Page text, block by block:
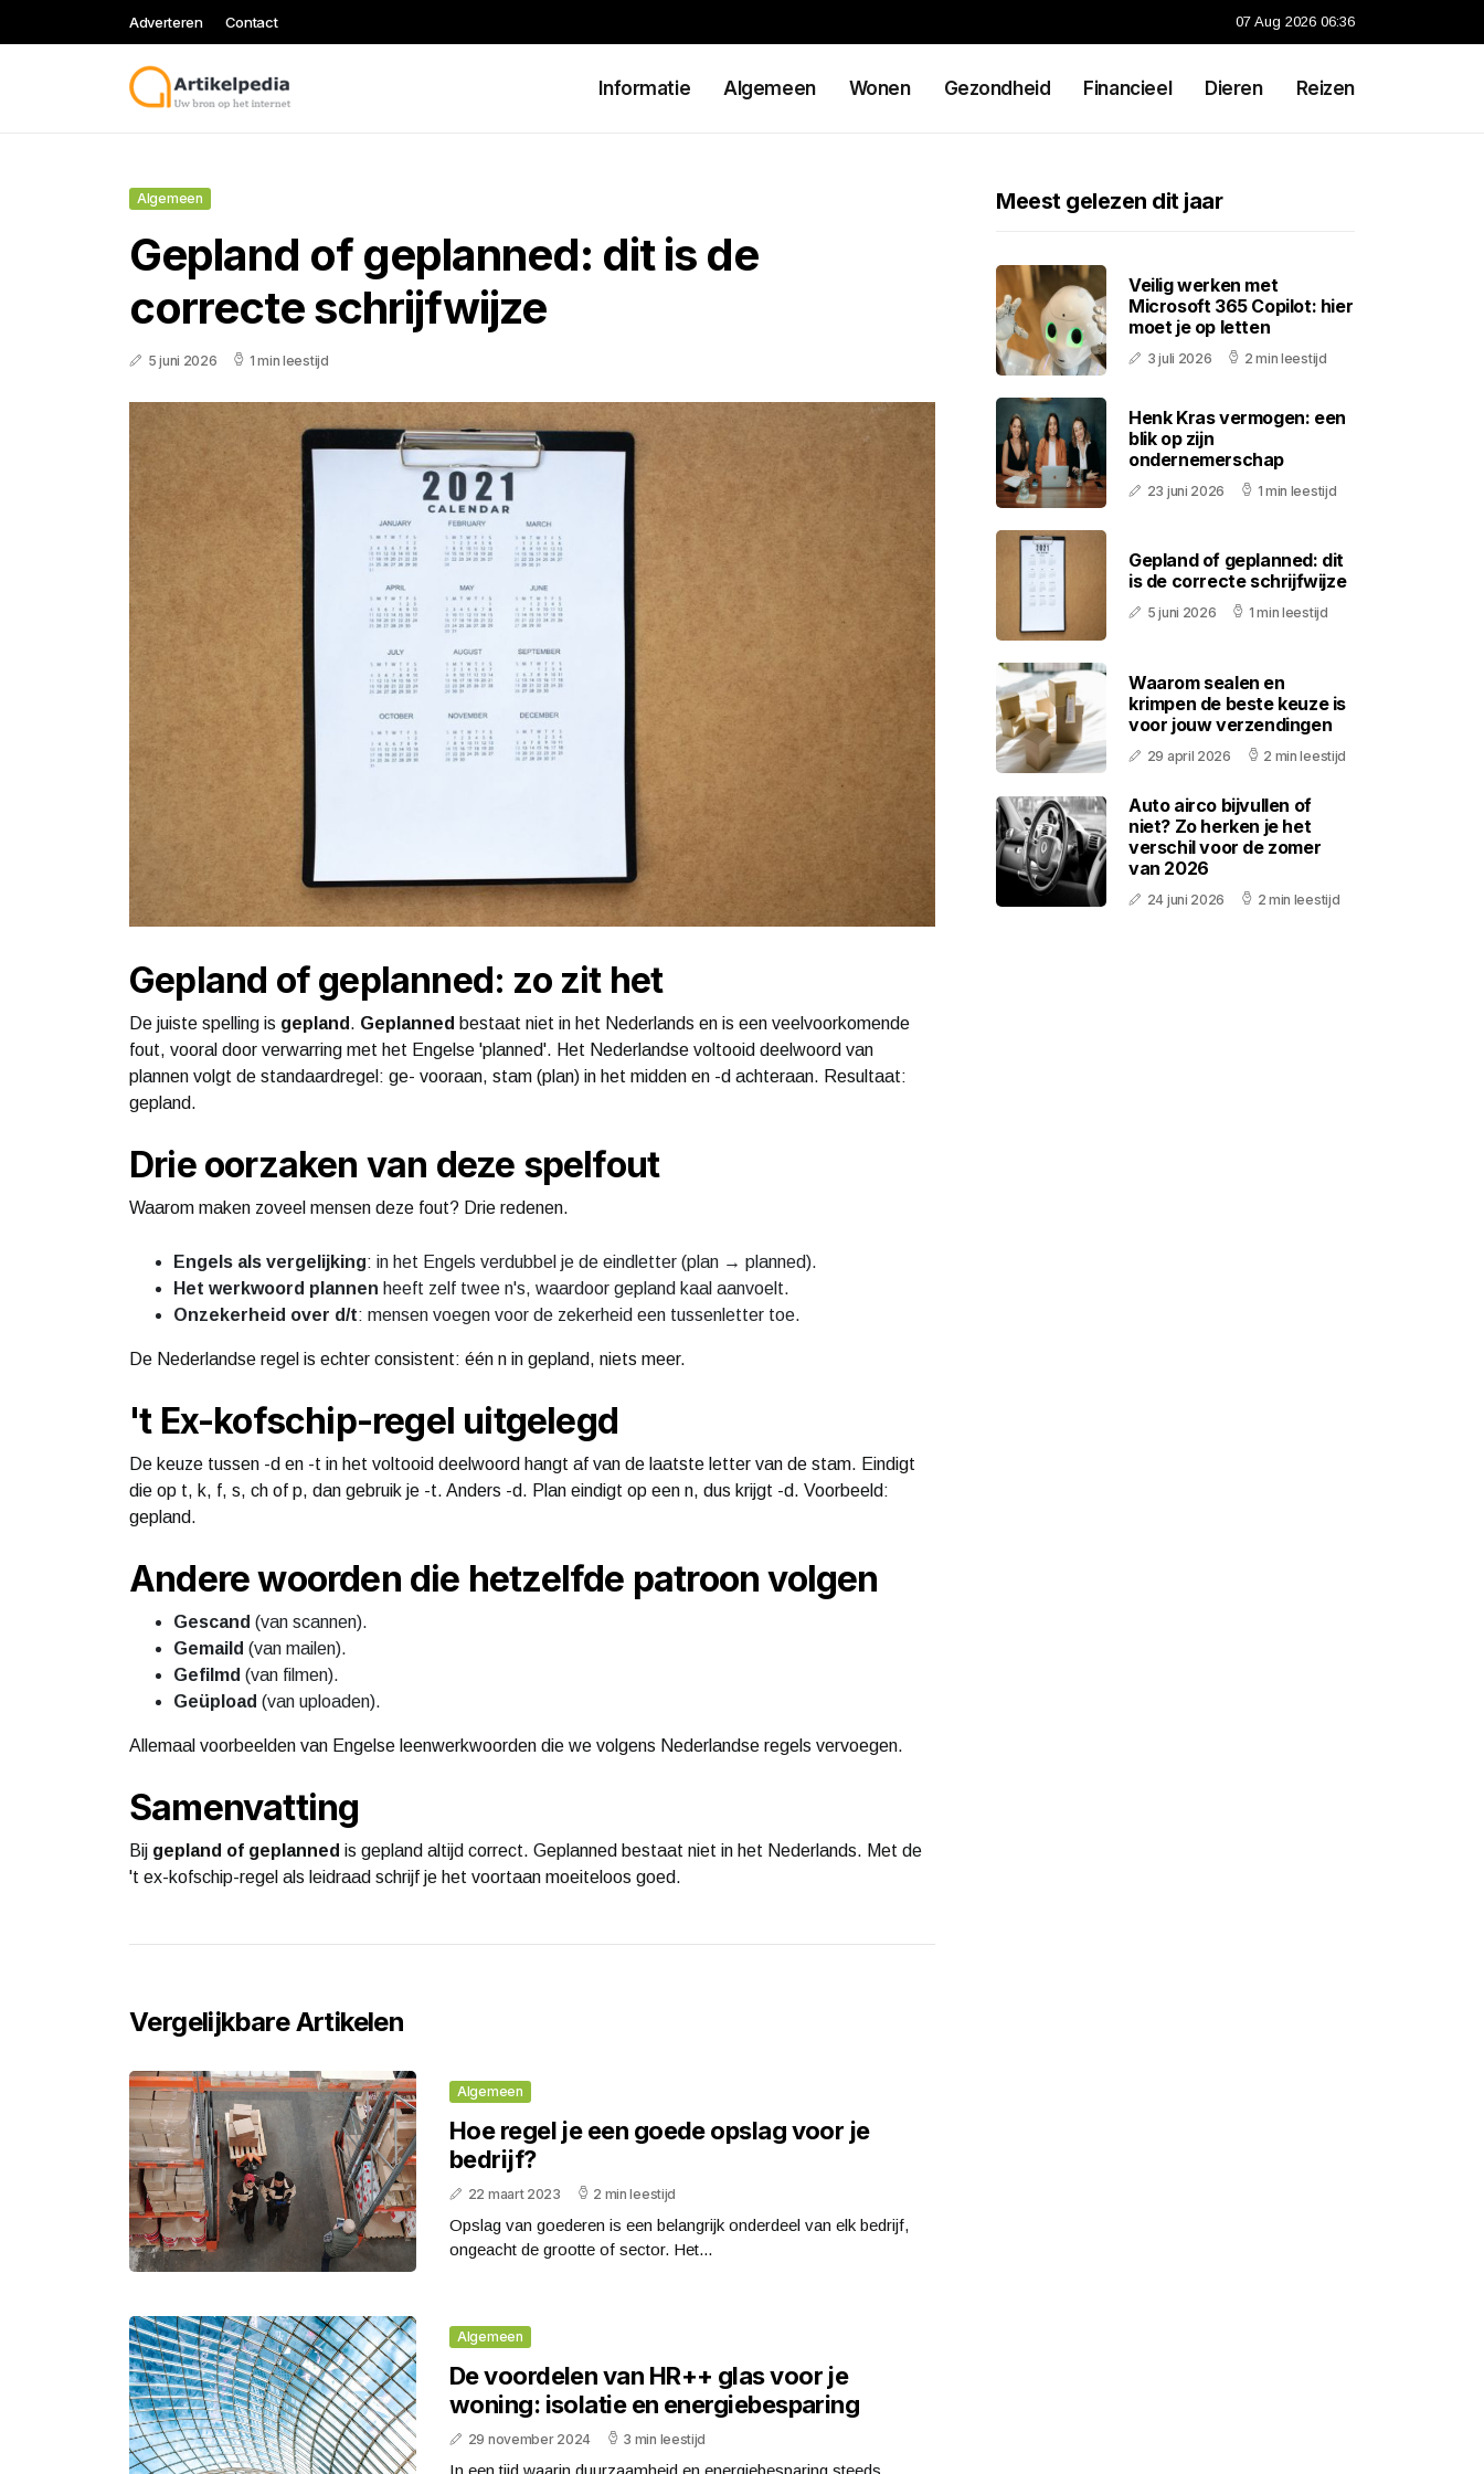
Adverteren Contact 07 Aug 2026 06:36
Informatie Algemeen Wonen Gezondheid Financieel Dieren Reizen
Algemeen
Gepland of geplanned: dit is de
correcte schrijfwijze
5 juni 2026 1 min leestijd
Gepland of geplanned: zo zit het
De juiste spelling is gepland . Geplanned bestaat niet in het Nederlands en is een veelvoorkomende
fout, vooral door verwarring met het Engelse 'planned'. Het Nederlandse voltooid deelwoord van
plannen volgt de standaardregel: ge- vooraan, stam (plan) in het midden en -d achteraan. Resultaat:
gepland.
Drie oorzaken van deze spelfout
Waarom maken zoveel mensen deze fout? Drie redenen.
Engels als vergelijking: in het Engels verdubbel je de eindletter (plan → planned).
Het werkwoord plannen heeft zelf twee n's, waardoor gepland kaal aanvoelt.
Onzekerheid over d/t: mensen voegen voor de zekerheid een tussenletter toe.
De Nederlandse regel is echter consistent: één n in gepland, niets meer.
't Ex-kofschip-regel uitgelegd
De keuze tussen -d en -t in het voltooid deelwoord hangt af van de laatste letter van de stam. Eindigt
die op t, k, f, s, ch of p, dan gebruik je -t. Anders -d. Plan eindigt op een n, dus krijgt -d. Voorbeeld:
gepland.
Andere woorden die hetzelfde patroon volgen
Gescand (van scannen).
Gemaild (van mailen).
Gefilmd (van filmen).
Geüpload (van uploaden).
Allemaal voorbeelden van Engelse leenwerkwoorden die we volgens Nederlandse regels vervoegen.
Samenvatting
Bij gepland of geplanned is gepland altijd correct. Geplanned bestaat niet in het Nederlands. Met de
't ex-kofschip-regel als leidraad schrijf je het voortaan moeiteloos goed.
Vergelijkbare Artikelen
Algemeen
Hoe regel je een goede opslag voor je
bedrijf?
22 maart 2023 2 min leestijd
Opslag van goederen is een belangrijk onderdeel van elk bedrijf,
ongeacht de grootte of sector. Het...
Algemeen
De voordelen van HR++ glas voor je
woning: isolatie en energiebesparing
29 november 2024 3 min leestijd
In een tijd waarin duurzaamheid en energiebesparing steeds
Meest gelezen dit jaar
Veilig werken met
Microsoft 365 Copilot: hier
moet je op letten
3 juli 2026 2 min leestijd
Henk Kras vermogen: een
blik op zijn
ondernemerschap
23 juni 2026 1 min leestijd
Gepland of geplanned: dit
is de correcte schrijfwijze
5 juni 2026 1 min leestijd
Waarom sealen en
krimpen de beste keuze is
voor jouw verzendingen
29 april 2026 2 min leestijd
Auto airco bijvullen of
niet? Zo herken je het
verschil voor de zomer
van 2026
24 juni 2026 2 min leestijd